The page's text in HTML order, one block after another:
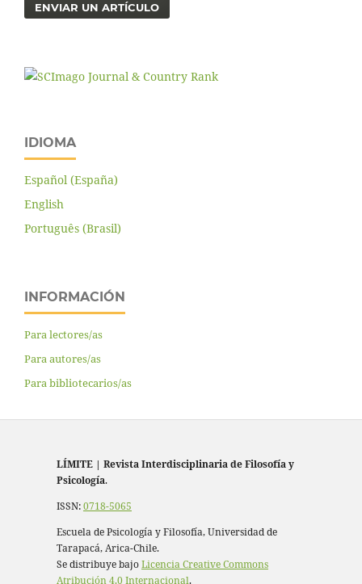
ENVIAR UN ARTÍCULO
IDIOMA
Español (España)
English
Português (Brasil)
INFORMACIÓN
Para lectores/as
Para autores/as
Para bibliotecarios/as
LÍMITE | Revista Interdisciplinaria de Filosofía y
Psicología.
ISSN:0718-5065
Escuela de Psicología y Filosofía, Universidad de
Tarapacá, Arica-Chile.
Se distribuye bajoLicencia Creative Commons
Atribución 4.0 Internacional.